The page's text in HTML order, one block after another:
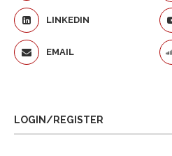
LINKEDIN
EMAIL
LOGIN/REGISTER